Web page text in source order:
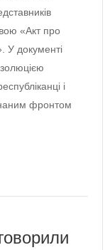
«Акт про
У документі
і
фронтом